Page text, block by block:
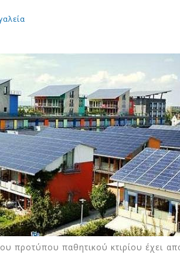
προτύπου παθητικού κτιρίου έχει